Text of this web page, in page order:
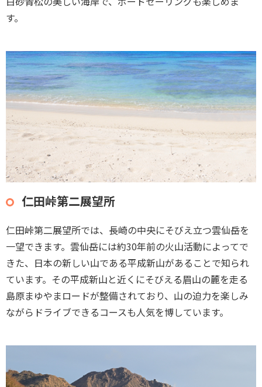
す。
仁田峠第二展望所
仁田峠第二展望所では、長崎の中央にそびえ立つ雲仙岳を
一望できます。雲仙岳には約30年前の火山活動によってで
きた、日本の新しい山である平成新山があることで知られ
ています。その平成新山と近くにそびえる眉山の麓を走る
島原まゆやまロードが整備されており、山の迫力を楽しみ
ながらドライブできるコースも人気を博しています。